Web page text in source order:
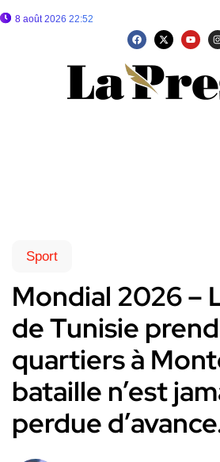
8 août 2026 22:52
Sport
Mondial 2026 –
de Tunisie
quartiers à
bataille n’est
perdue